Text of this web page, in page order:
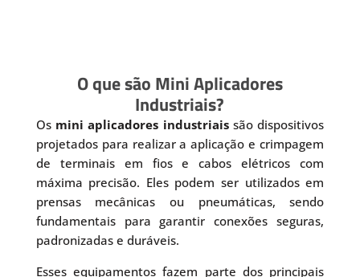
O que são Mini Aplicadores
Industriais?
Os mini aplicadores industriaissão dispositivos
projetados para realizar a aplicação e crimpagem
de terminais em fios e cabos elétricos com
máxima precisão. Eles podem ser utilizados em
prensas mecânicas ou pneumáticas, sendo
fundamentais para garantir conexões seguras,
padronizadas e duráveis.
Esses equipamentos fazem parte dos principais